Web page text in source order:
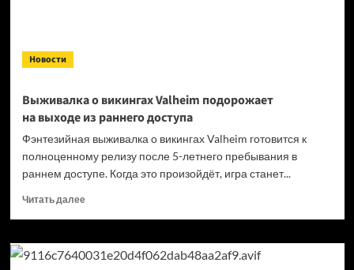
Новости
Выживалка о викингах Valheim подорожает
на выходе из раннего доступа
Фэнтезийная выживалка о викингах Valheim готовится к
полноценному релизу после 5-летнего пребывания в
раннем доступе. Когда это произойдёт, игра станет...
Читать далееПрочитать
Выживалка
о викингах